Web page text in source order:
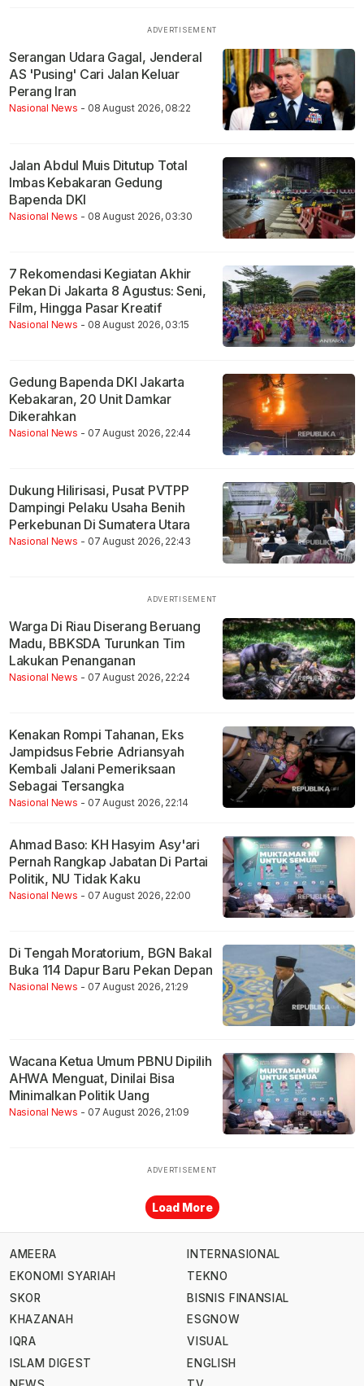
Serangan Udara Gagal, Jenderal
AS 'Pusing' Cari Jalan Keluar
Perang Iran
Nasional News - 08 August 2026, 08:22
Jalan Abdul Muis Ditutup Total
Imbas Kebakaran Gedung
Bapenda DKI
Nasional News - 08 August 2026, 03:30
7 Rekomendasi Kegiatan Akhir
Pekan Di Jakarta 8 Agustus: Seni,
Film, Hingga Pasar Kreatif
Nasional News - 08 August 2026, 03:15
Gedung Bapenda DKI Jakarta
Kebakaran, 20 Unit Damkar
Dikerahkan
Nasional News - 07 August 2026, 22:44
Dukung Hilirisasi, Pusat PVTPP
Dampingi Pelaku Usaha Benih
Perkebunan Di Sumatera Utara
Nasional News - 07 August 2026, 22:43
Warga Di Riau Diserang Beruang
Madu, BBKSDA Turunkan Tim
Lakukan Penanganan
Nasional News - 07 August 2026, 22:24
Kenakan Rompi Tahanan, Eks
Jampidsus Febrie Adriansyah
Kembali Jalani Pemeriksaan
Sebagai Tersangka
Nasional News - 07 August 2026, 22:14
Ahmad Baso: KH Hasyim Asy'ari
Pernah Rangkap Jabatan Di Partai
Politik, NU Tidak Kaku
Nasional News - 07 August 2026, 22:00
Di Tengah Moratorium, BGN Bakal
Buka 114 Dapur Baru Pekan Depan
Nasional News - 07 August 2026, 21:29
Wacana Ketua Umum PBNU Dipilih
AHWA Menguat, Dinilai Bisa
Minimalkan Politik Uang
Nasional News - 07 August 2026, 21:09
Load More
AMEERA
EKONOMI SYARIAH
SKOR
KHAZANAH
IQRA
ISLAM DIGEST
INTERNASIONAL
TEKNO
BISNIS FINANSIAL
ESGNOW
VISUAL
ENGLISH